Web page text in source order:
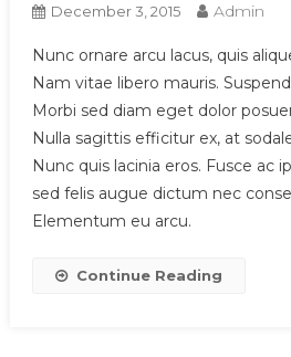
December 3, 2015 Admin
Nunc ornare arcu lacus, quis
Nam vitae libero mauris.
Morbi sed diam eget dolor
Nulla sagittis efficitur ex, at
Nunc quis lacinia eros. Fusce ac
sed felis augue dictum nec
Elementum eu arcu.
Continue Reading